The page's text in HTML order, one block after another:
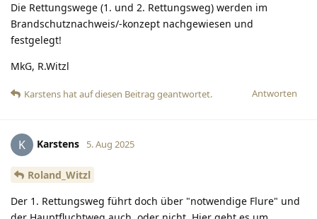
Die Rettungswege (1. und 2. Rettungsweg) werden im
Brandschutznachweis/-konzept nachgewiesen und
festgelegt!
MkG, R.Witzl
Antworten
Karstens hatauf diesen Beitrag geantwortet.
K Karstens 5. Aug 2025
Roland_Witzl
Der 1. Rettungsweg führt doch über "notwendige Flure" und